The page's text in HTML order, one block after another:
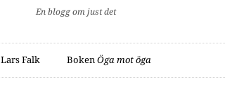
En blogg om just det
Lars Falk BokenÖga mot öga